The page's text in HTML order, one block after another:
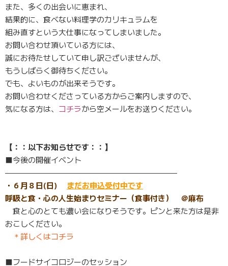
また、多くの出会いに恵まれ、
結果的に、食べない料理学のカリキュラムを
組み直すという大仕事になってしまいました。
お問い合わせ頂いている方には、
誠にお待たせしていて申し訳ございませんが、
もうしばらく御待ちください。
でも、よいものが出来そうです。
お問い合わせくださっている方からご案内しますので、
気になる方は、 コチラから空メールをお送りください。
【：：以下お知らせです：：】
■今後の開催イベント
——————————————————————–
・６月８日(日) まだお申込受付中です
呼吸と食・心の人生始まりセミナー（食事付き） ＠麻布
食と心のとても濃い会になりそうです。 ピンと来た方は是非
おこしください。
＊詳しくはコチラ
■フードサイコロジーのセッション